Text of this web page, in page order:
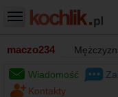
maczo234
Wiadomość
Kontakty